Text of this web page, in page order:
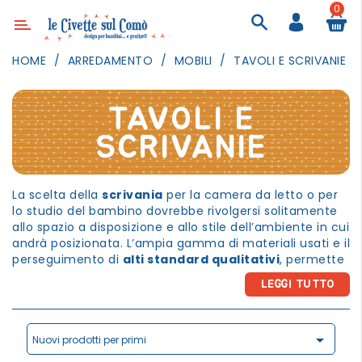
Categoria
ILLUMINAZIONE
TESSILI
DECORANDO
PARETI
GIOCHI
GESTI
0
HOME ARREDAMENTO MOBILI TAVOLI E SCRIVANIE
TAVOLI E
SCRIVANIE
La scelta della scrivania per la camera da letto o per
lo studio del bambino dovrebbe rivolgersi solitamente
allo spazio a disposizione e allo stile dell’ambiente in cui
andrà posizionata. L’ampia gamma di materiali usati e il
perseguimento di alti standard qualitativi, permette
di avere tavoli per lo studio di diverse forme, con
lunghezze anche oltre i 4 metri o con basi in estrema
torsione, tutti caratterizzati da incredibile stabilità e
resistenza. L’attenzione alle continue evoluzioni
moderne del gusto e alle esigenze abitative garantisce
un numero importante di finiture adatte sia a spazi
LEGGI TUTTO
Nuovi prodotti per primi 